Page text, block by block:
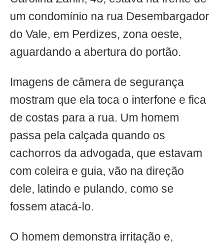
um condomínio na rua Desembargador
do Vale, em Perdizes, zona oeste,
aguardando a abertura do portão.
Imagens de câmera de segurança
mostram que ela toca o interfone e fica
de costas para a rua. Um homem
passa pela calçada quando os
cachorros da advogada, que estavam
com coleira e guia, vão na direção
dele, latindo e pulando, como se
fossem atacá-lo.
O homem demonstra irritação e,